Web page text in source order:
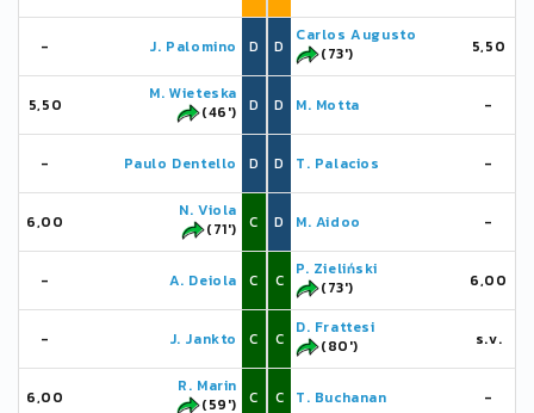
- J. Palomino D
5,50
M. Wieteska
(46')
D
- Paulo Dentello D
6,00
N. Viola
(71')
C
- A. Deiola C
- J. Jankto C
6,00
R. Marin
(59')
C
D
Carlos Augusto
(73')
5,50
D M. Motta -
D T. Palacios -
D M. Aidoo -
C
P. Zieliński
(73')
6,00
C
D. Frattesi
(80')
s.v.
C T. Buchanan -